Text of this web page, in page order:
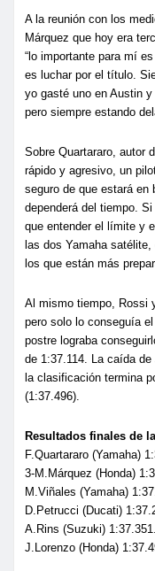
A la reunión con los
Márquez que hoy era
“lo importante para mí
es luchar por el título.
yo gasté uno en Austin
pero siempre estando
Sobre Quartararo, autor
rápido y agresivo, un
seguro de que estará en
dependerá del tiempo.
que entender el límite y
las dos Yamaha
los que están más
Al mismo tiempo, Rossi
pero solo lo conseguía
postre lograba
de 1:37.114. La caída
la clasificación termina
(1:37.496).
Resultados finales de
F.Quartararo (Yamaha)
3-M.Márquez (Honda)
M.Viñales (Yamaha)
D.Petrucci (Ducati)
A.Rins (Suzuki)
J.Lorenzo (Honda)